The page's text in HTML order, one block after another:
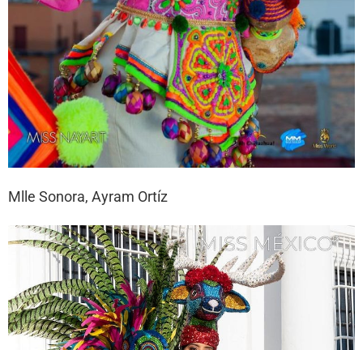
Mlle Sonora, Ayram Ortíz